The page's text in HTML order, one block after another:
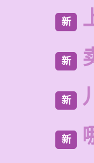
新
新
新
新